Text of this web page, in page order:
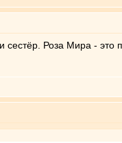
сестёр. Роза Мира - это